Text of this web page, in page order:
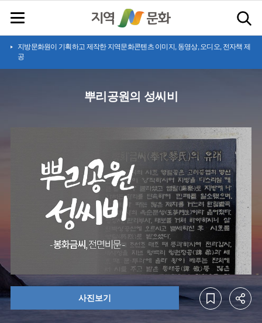
지방문화원이 기획하고 제작한 지역문화콘텐츠 이미지, 동영상, 오디오, 전자책 제
공
뿌리공원의 성씨비
사진보기